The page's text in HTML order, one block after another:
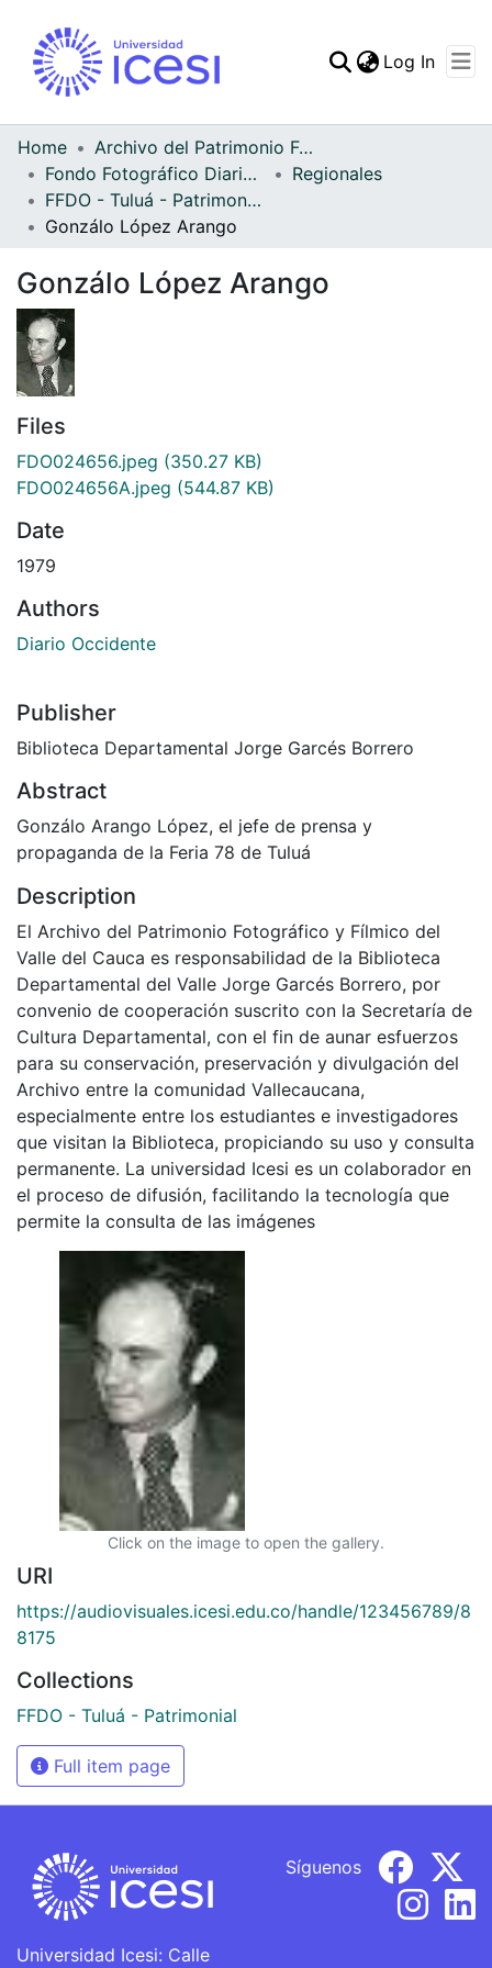
Statistics
Log In
Home
Archivo del Patrimonio Fotográfico y Fílmico del Valle del Cauca
Fondo Fotográfico Diario Occidente
Regionales
FFDO - Tuluá - Patrimonial
Gonzálo López Arango
Gonzálo López Arango
Files
FDO024656.jpeg (350.27 KB)
FDO024656A.jpeg (544.87 KB)
Date
1979
Authors
Diario Occidente
Publisher
Biblioteca Departamental Jorge Garcés Borrero
Abstract
Gonzálo Arango López, el jefe de prensa y
propaganda de la Feria 78 de Tuluá
Description
El Archivo del Patrimonio Fotográfico y Fílmico del
Valle del Cauca es responsabilidad de la Biblioteca
Departamental del Valle Jorge Garcés Borrero, por
convenio de cooperación suscrito con la Secretaría de
Cultura Departamental, con el fin de aunar esfuerzos
para su conservación, preservación y divulgación del
Archivo entre la comunidad Vallecaucana,
especialmente entre los estudiantes e investigadores
que visitan la Biblioteca, propiciando su uso y consulta
permanente. La universidad Icesi es un colaborador en
el proceso de difusión, facilitando la tecnología que
permite la consulta de las imágenes
Click on the image to open the gallery.
URI
https://audiovisuales.icesi.edu.co/handle/123456789/8
8175
Collections
FFDO - Tuluá - Patrimonial
Full item page
Universidad Icesi: Calle
Síguenos